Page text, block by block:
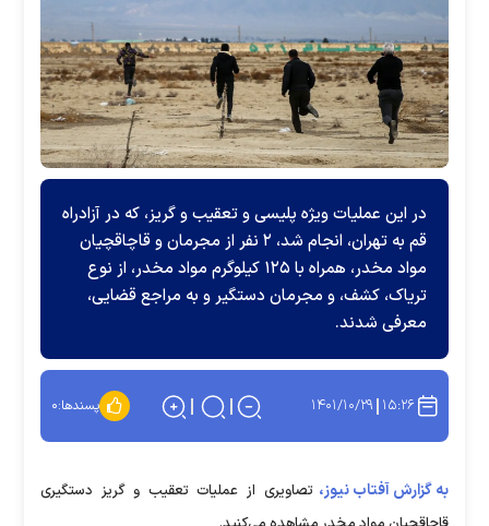
در این عملیات ویژه پلیسی و تعقیب و گریز، که در آزادراه
قم به تهران، انجام شد، ۲ نفر از مجرمان و قاچاقچیان
مواد مخدر، همراه با ۱۲۵ کیلوگرم مواد مخدر، از نوع
تریاک، کشف، و مجرمان دستگیر و به مراجع قضایی،
معرفی شدند.
۱۵:۲۶ ۱۴۰۱/۱۰/۲۹ پسندها:۰
به گزارش آفتاب نیوز، تصاویری از عملیات تعقیب و گریز دستگیری